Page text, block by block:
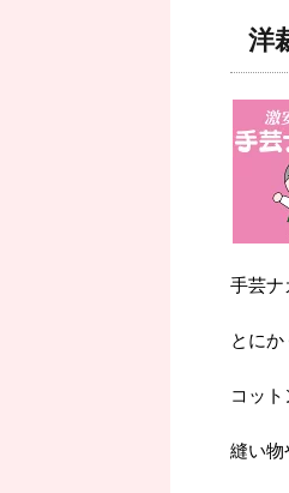
洋
手芸ナ
とにか
コッ
縫い物